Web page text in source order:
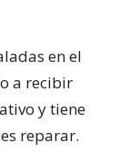
en el
a recibir
y tiene
reparar.